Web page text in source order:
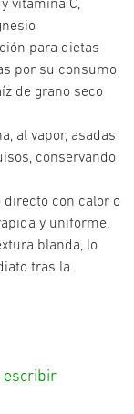
vitamina C,
para dietas
por su consumo
de grano seco
al vapor, asadas
conservando
directo con calor o
y uniforme.
blanda, lo
tras la
escribir